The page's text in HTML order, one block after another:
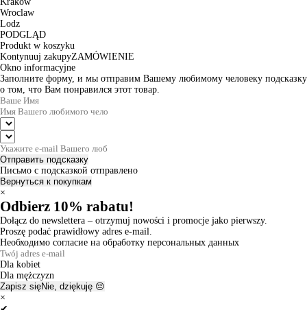
Wroclaw
Lodz
PODGLĄD
Produkt w koszyku
Kontynuuj zakupyZAMÓWIENIE
Okno informacyjne
Заполните форму, и мы отправим Вашему любимому человеку подсказку
о том, что Вам понравился этот товар.
Отправить подсказку
Письмо с подсказкой отправлено
Вернуться к покупкам
×
Odbierz 10% rabatu!
Dołącz do newslettera – otrzymuj nowości i promocje jako pierwszy.
Proszę podać prawidłowy adres e-mail.
Необходимо согласие на обработку персональных данных
Dla kobiet
Dla mężczyzn
Zapisz sięNie, dziękuję 😔
×